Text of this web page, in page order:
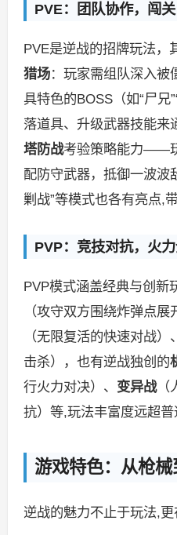
PVE：团队协作，闯
PVE是逆战的招牌玩法，
猎场：玩家需组队深入被
具特色的BOSS（如“尸兄
落道具、升级武器技能来
塔防战考验策略能力——
配防守武器，抵御一波波
剿战”等模式也各有亮点,
PVP：竞技对抗，火
PVP模式涵盖经典与创新
（攻守双方围绕炸弹点展
（无限复活的快速对战）、
击杀），也有逆战独创的
行火力对决）、 变异战（
抗）等,玩法丰富度远超普
游戏特色：从枪
逆战的魅力不止于玩法,更